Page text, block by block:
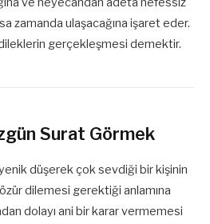
zamanda ulaşacağına işaret eder.
gerçekleşmesi demektir.
Surat Görmek
düşerek çok sevdiği bir kişinin
özür dilemesi gerektiği anlamına
dolayı ani bir karar vermemesi